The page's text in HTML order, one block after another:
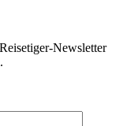
Newsletter